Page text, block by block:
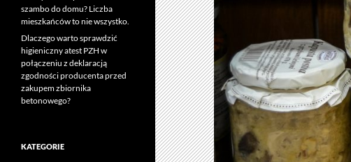
szambo do domu? Liczba
mieszkańców to nie wszystko.
Dlaczego warto sprawdzić
higieniczny atest PZH w
połączeniu z deklaracją
zgodności producenta przed
zakupem zbiornika
betonowego?
KATEGORIE